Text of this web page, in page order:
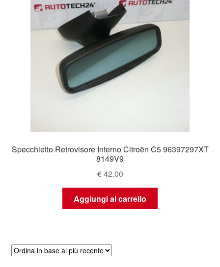
Specchietto Retrovisore Interno Citroën C5 96397297XT
8149V9
€42.00
Aggiungi al carrello